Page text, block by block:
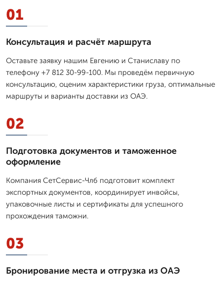
01
Консультация и расчёт маршрута
Оставьте заявку нашим Евгению и Станиславу по
телефону +7 812 30-99-100. Мы проведём первичную
консультацию, оценим характеристики груза, оптимальные
маршруты и варианты доставки из ОАЭ.
02
Подготовка документов и таможенное
оформление
Компания СетСервис-Члб подготовит комплект
экспортных документов, координирует инвойсы,
упаковочные листы и сертификаты для успешного
прохождения таможни.
03
Бронирование места и отгрузка из ОАЭ